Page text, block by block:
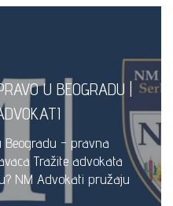
U BEOGRADU |
- pravna
Tražite advokata
NM Advokati pružaju